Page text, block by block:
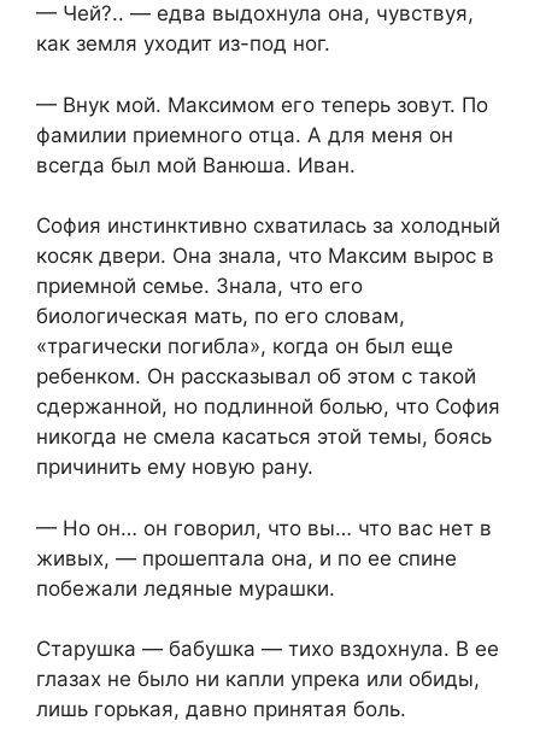
— Чей?.. — едва выдохнула она, чувствуя,
как земля уходит из-под ног.
— Внук мой. Максимом его теперь зовут. По
фамилии приемного отца. А для меня он
всегда был мой Ванюша. Иван.
София инстинктивно схватилась за холодный
косяк двери. Она знала, что Максим вырос в
приемной семье. Знала, что его
биологическая мать, по его словам,
«трагически погибла», когда он был еще
ребенком. Он рассказывал об этом с такой
сдержанной, но подлинной болью, что София
никогда не смела касаться этой темы, боясь
причинить ему новую рану.
— Но он… он говорил, что вы… что вас нет в
живых, — прошептала она, и по ее спине
побежали ледяные мурашки.
Старушка — бабушка — тихо вздохнула. В ее
глазах не было ни капли упрека или обиды,
лишь горькая, давно принятая боль.